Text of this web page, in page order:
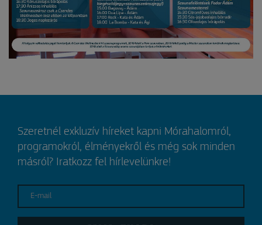
Szeretnél exkluzív híreket kapni Mórahalomról,
programokról, élményekről és még sok minden
másról? Iratkozz fel hírlevelünkre!
E-mail